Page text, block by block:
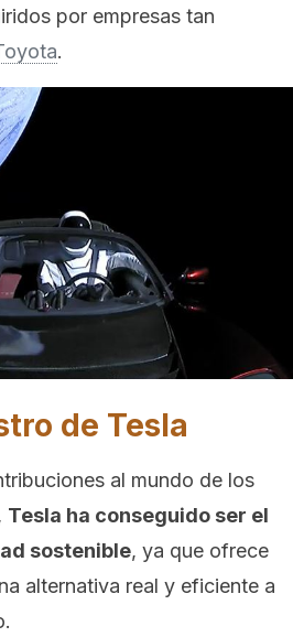
por empresas tan
.
de Tesla
al mundo de los
Tesla ha conseguido ser el
sostenible, ya que ofrece
alternativa real y eficiente a